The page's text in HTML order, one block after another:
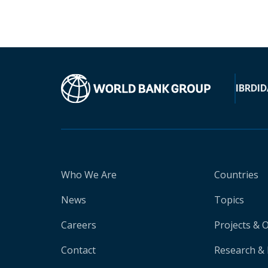
IBRD
Who We Are
News
Careers
Contact
Countries
Topics
Projects &
Research